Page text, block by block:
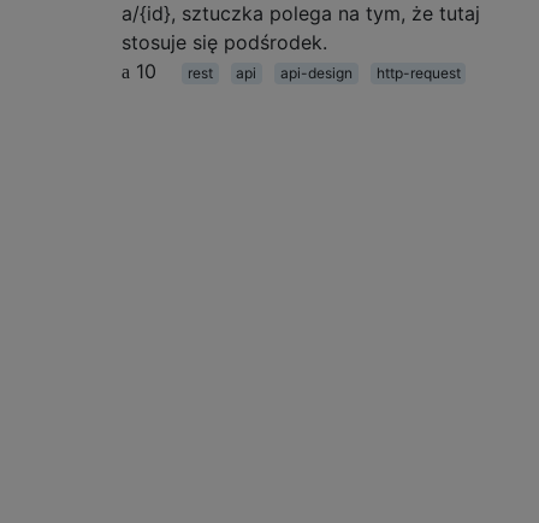
a/{id}, sztuczka polega na tym, że tutaj
stosuje się podśrodek.
10
rest api api-design http-request